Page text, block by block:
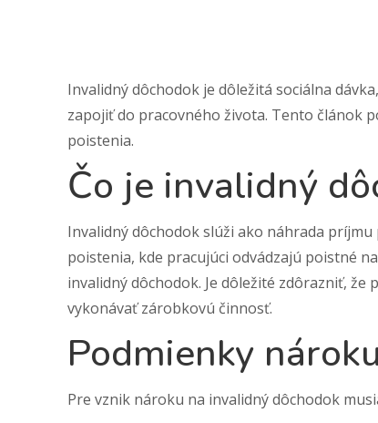
Invalidný dôchodok je dôležitá sociálna
zapojiť do pracovného života. Tento článok
poistenia.
Čo je invalidný
Invalidný dôchodok slúži ako náhrada
poistenia, kde pracujúci odvádzajú poistné
invalidný dôchodok. Je dôležité zdôrazniť,
vykonávať zárobkovú činnosť.
Podmienky
Pre vznik nároku na invalidný dôchodok